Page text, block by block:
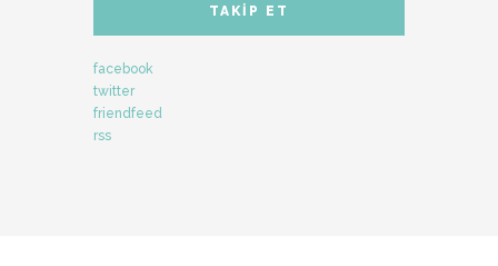
TAKIP ET
facebook
twitter
friendfeed
rss